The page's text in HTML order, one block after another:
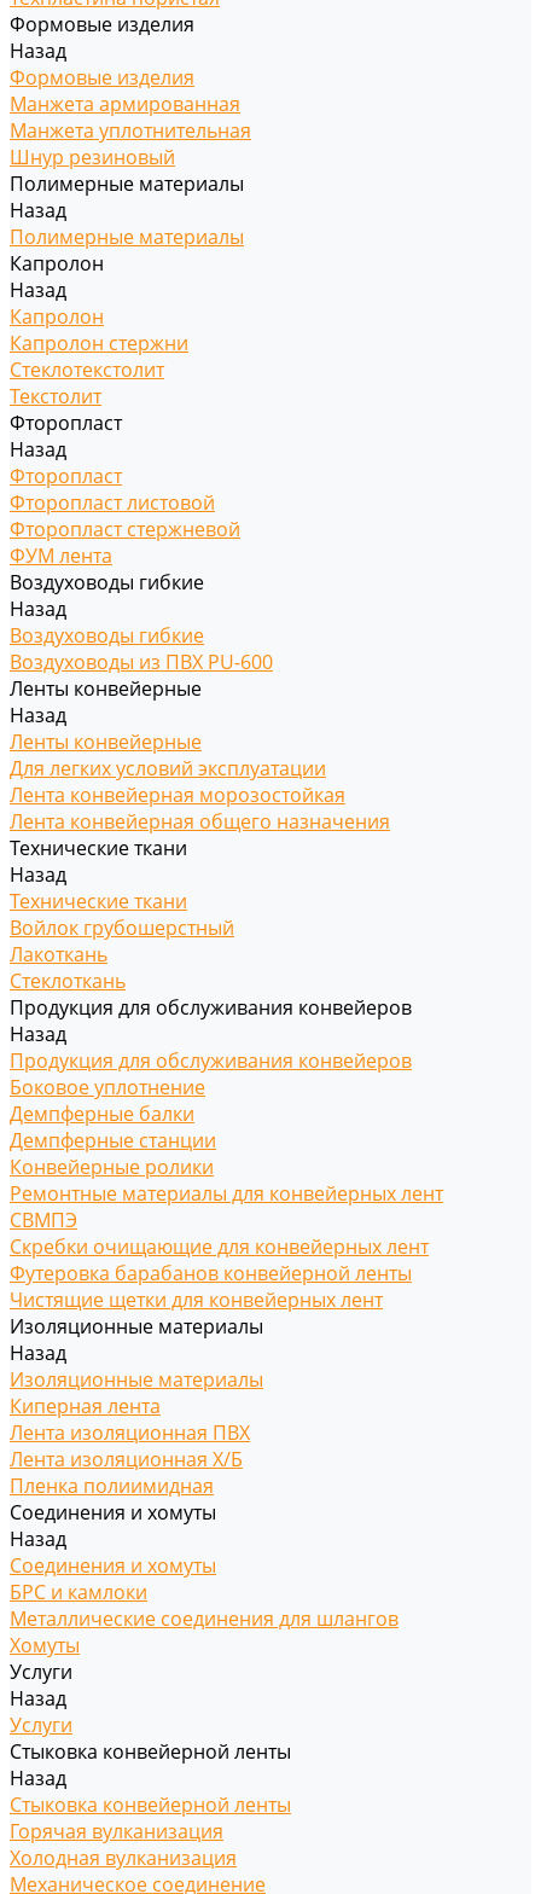
Формовые изделия
Назад
Формовые изделия
Манжета армированная
Манжета уплотнительная
Шнур резиновый
Полимерные материалы
Назад
Полимерные материалы
Капролон
Назад
Капролон
Капролон стержни
Стеклотекстолит
Текстолит
Фторопласт
Назад
Фторопласт
Фторопласт листовой
Фторопласт стержневой
ФУМ лента
Воздуховоды гибкие
Назад
Воздуховоды гибкие
Воздуховоды из ПВХ PU-600
Ленты конвейерные
Назад
Ленты конвейерные
Для легких условий эксплуатации
Лента конвейерная морозостойкая
Лента конвейерная общего назначения
Технические ткани
Назад
Технические ткани
Войлок грубошерстный
Лакоткань
Стеклоткань
Продукция для обслуживания конвейеров
Назад
Продукция для обслуживания конвейеров
Боковое уплотнение
Демпферные балки
Демпферные станции
Конвейерные ролики
Ремонтные материалы для конвейерных лент
СВМПЭ
Скребки очищающие для конвейерных лент
Футеровка барабанов конвейерной ленты
Чистящие щетки для конвейерных лент
Изоляционные материалы
Назад
Изоляционные материалы
Киперная лента
Лента изоляционная ПВХ
Лента изоляционная Х/Б
Пленка полиимидная
Соединения и хомуты
Назад
Соединения и хомуты
БРС и камлоки
Металлические соединения для шлангов
Хомуты
Услуги
Назад
Услуги
Стыковка конвейерной ленты
Назад
Стыковка конвейерной ленты
Горячая вулканизация
Холодная вулканизация
Механическое соединение